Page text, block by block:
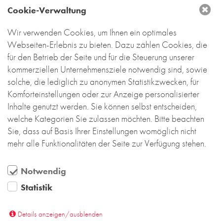
Die Backstein-Kontor Schweiz Dienstleistung
GmbH unterstützt unsere Kunden im Bereich der
Fassadenplanung und der zugehörigen
Ausschreibungen.
Damit bieten wir für das Bauen mit Backstein alles
aus einer Hand.
Die Kontaktdaten und Ansprechpartner von
Backstein-Kontor Schweiz finden Siehier.
Zum Blog
DEUTSCHLAND
Cookie-Verwaltung
Wir verwenden Cookies, um Ihnen ein optimales
Webseiten-Erlebnis zu bieten. Dazu zählen Cookies, die
für den Betrieb der Seite und für die Steuerung unserer
kommerziellen Unternehmensziele notwendig sind, sowie
solche, die lediglich zu anonymen Statistikzwecken, für
Komforteinstellungen oder zur Anzeige personalisierter
Inhalte genutzt werden. Sie können selbst entscheiden,
welche Kategorien Sie zulassen möchten. Bitte beachten
Sie, dass auf Basis Ihrer Einstellungen womöglich nicht
mehr alle Funktionalitäten der Seite zur Verfügung stehen.
Notwendig
Statistik
Details anzeigen/ausblenden